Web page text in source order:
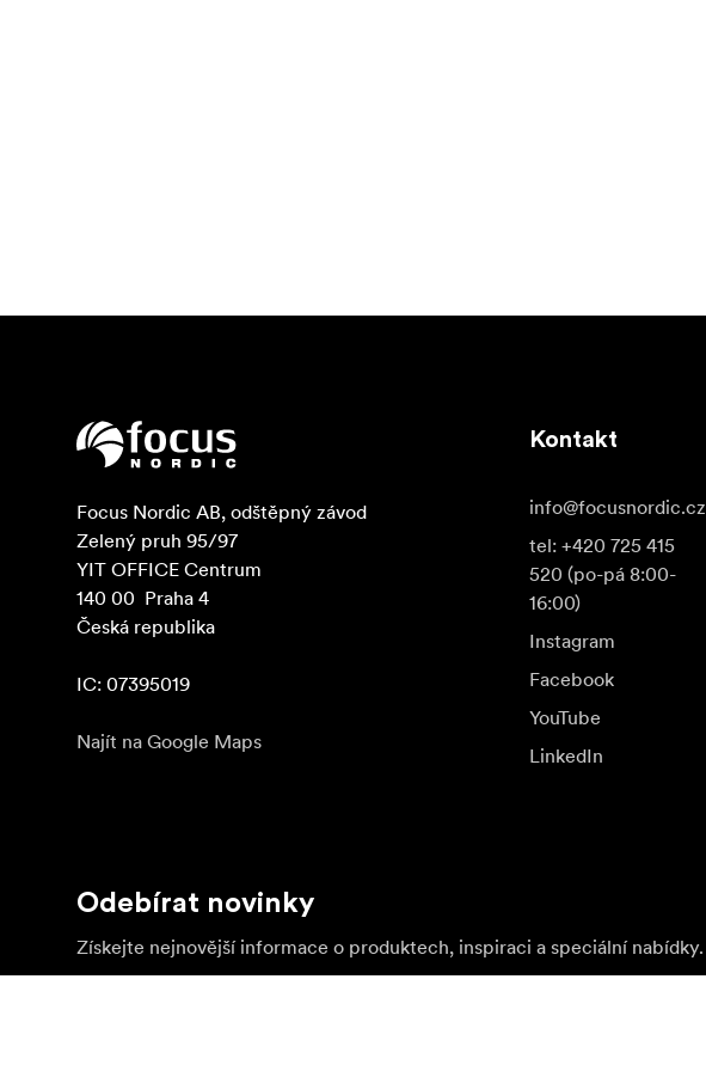
Focus Nordic AB, odštěpný závod
Zelený pruh 95/97
YIT OFFICE Centrum
140 00  Praha 4
Česká republika
IC: 07395019
Najít na Google Maps
Kontakt
info@focusnordic.cz
tel: +420 725 415
520 (po-pá 8:00-
16:00)
Instagram
Facebook
YouTube
LinkedIn
Odebírat novinky
Získejte nejnovější informace o produktech, inspiraci a speciální nabídky.